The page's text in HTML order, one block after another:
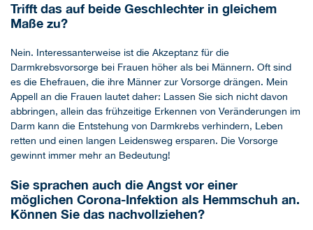
Trifft das auf beide Geschlechter in gleichem
Maße zu?
Nein. Interessanterweise ist die Akzeptanz für die
Darmkrebsvorsorge bei Frauen höher als bei Männern. Oft sind
es die Ehefrauen, die ihre Männer zur Vorsorge drängen. Mein
Appell an die Frauen lautet daher: Lassen Sie sich nicht davon
abbringen, allein das frühzeitige Erkennen von Veränderungen im
Darm kann die Entstehung von Darmkrebs verhindern, Leben
retten und einen langen Leidensweg ersparen. Die Vorsorge
gewinnt immer mehr an Bedeutung!
Sie sprachen auch die Angst vor einer
möglichen Corona-Infektion als Hemmschuh an.
Können Sie das nachvollziehen?